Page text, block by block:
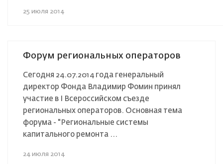
25 июля 2014
Форум региональных операторов
Сегодня 24.07.2014 года генеральный
директор Фонда Владимир Фомин принял
участие в I Всероссийском съезде
региональных операторов. Основная тема
форума - "Региональные системы
капитального ремонта ...
24 июля 2014